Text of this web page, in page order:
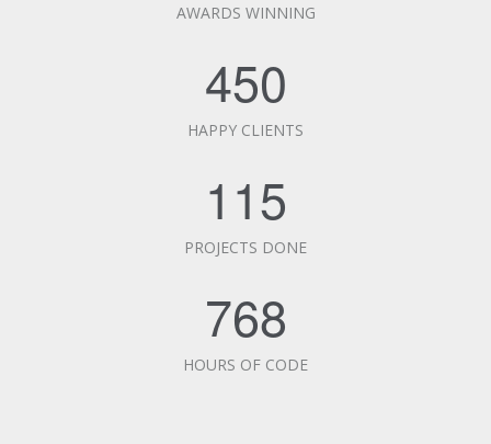
AWARDS WINNING
450
HAPPY CLIENTS
115
PROJECTS DONE
768
HOURS OF CODE